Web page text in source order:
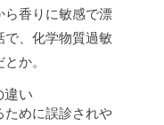
香りに敏感で漂
で、化学物質過敏
か。
い
めに誤診されや